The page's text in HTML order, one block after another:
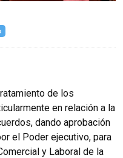
de los
en relación a la
dando aprobación
el Poder ejecutivo, para
y Laboral de la